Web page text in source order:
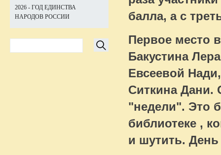
балла, а с
Первое место
Бакустина
Евсеевой
Ситкина Дани.
"недели". Это
библиотеке ,
и шутить. День
2026 - ГОД ЕДИНСТВА
НАРОДОВ РОССИИ